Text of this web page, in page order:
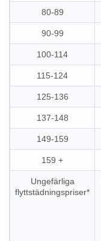
80-89
90-99
100-114
115-124
125-136
137-148
149-159
159 +
Ungefärliga
flyttstädningspriser*